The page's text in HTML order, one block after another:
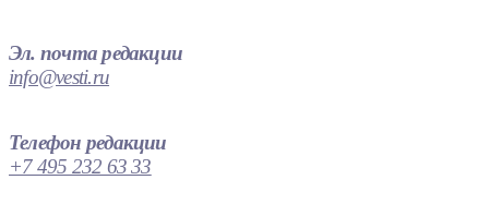
Эл. почта редакции
info@vesti.ru
Телефон редакции
+7 495 232 63 33